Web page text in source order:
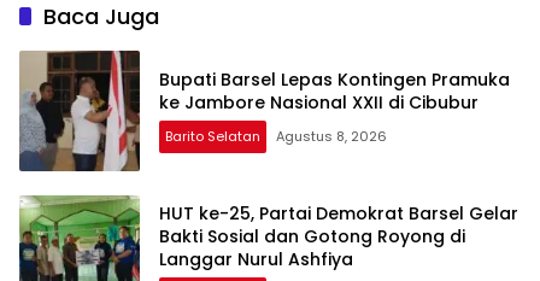
Baca Juga
Bupati Barsel Lepas Kontingen Pramuka
ke Jambore Nasional XXII di Cibubur
Barito Selatan Agustus 8, 2026
HUT ke-25, Partai Demokrat Barsel Gelar
Bakti Sosial dan Gotong Royong di
Langgar Nurul Ashfiya